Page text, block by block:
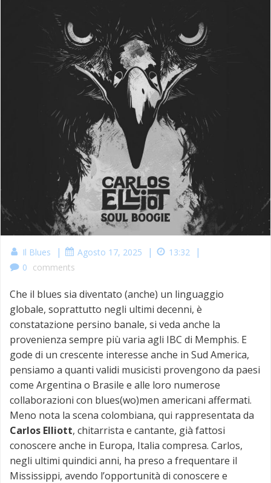
Il Blues | Agosto 17, 2025 | 13:32 |
0 comments
Che il blues sia diventato (anche) un linguaggio
globale, soprattutto negli ultimi decenni, è
constatazione persino banale, si veda anche la
provenienza sempre più varia agli IBC di Memphis. E
gode di un crescente interesse anche in Sud America,
pensiamo a quanti validi musicisti provengono da paesi
come Argentina o Brasile e alle loro numerose
collaborazioni con blues(wo)men americani affermati.
Meno nota la scena colombiana, qui rappresentata da
Carlos Elliott, chitarrista e cantante, già fattosi
conoscere anche in Europa, Italia compresa. Carlos,
negli ultimi quindici anni, ha preso a frequentare il
Mississippi, avendo l’opportunità di conoscere e